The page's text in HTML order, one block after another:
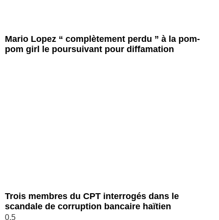
Mario Lopez “ complètement perdu ” à la pom-
pom girl le poursuivant pour diffamation
Trois membres du CPT interrogés dans le
scandale de corruption bancaire haïtien